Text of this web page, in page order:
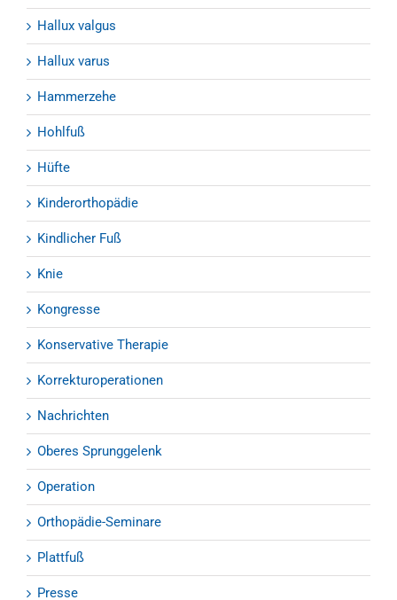
Hallux valgus
Hallux varus
Hammerzehe
Hohlfuß
Hüfte
Kinderorthopädie
Kindlicher Fuß
Knie
Kongresse
Konservative Therapie
Korrekturoperationen
Nachrichten
Oberes Sprunggelenk
Operation
Orthopädie-Seminare
Plattfuß
Presse